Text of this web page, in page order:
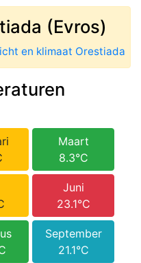
(Evros)
en klimaat Orestiada
Maart
8.3°C
Juni
23.1°C
September
21.1°C